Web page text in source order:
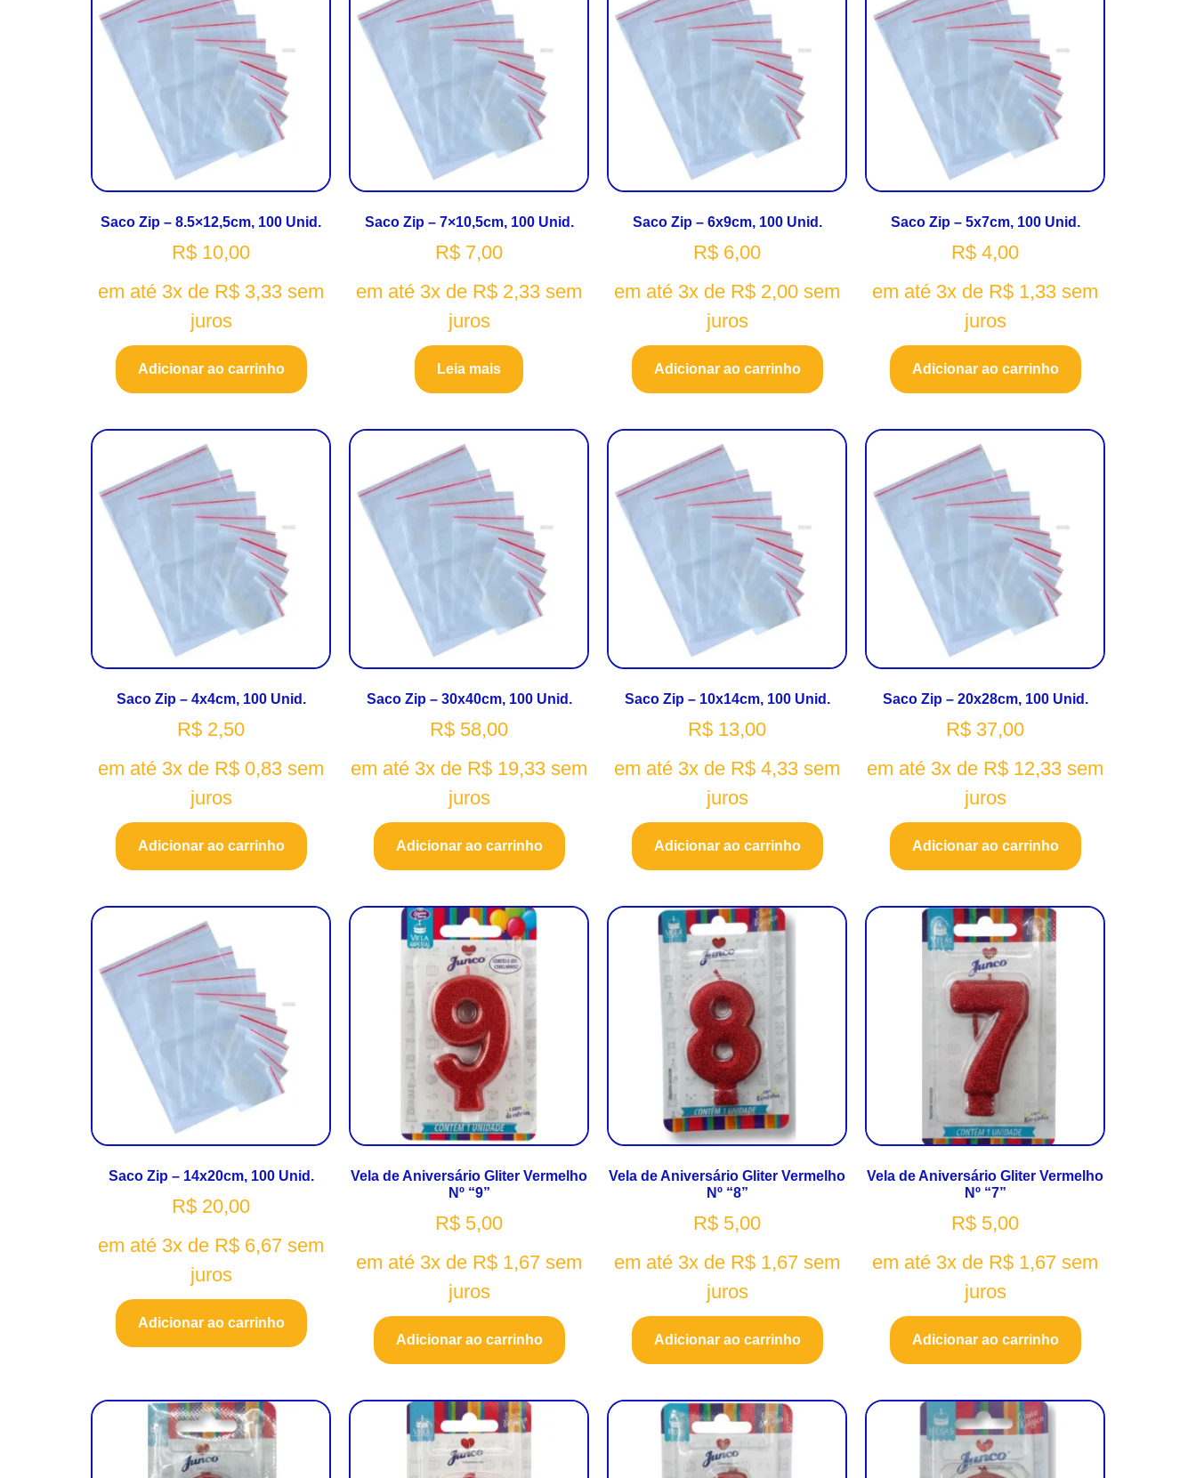
Saco Zip – 8.5×12,5cm, 100 Unid.
R$ 10,00
em até 3x de R$ 3,33 sem
juros
Adicionar ao carrinho
Saco Zip – 7×10,5cm, 100 Unid.
R$ 7,00
em até 3x de R$ 2,33 sem
juros
Leia mais
Saco Zip – 6x9cm, 100 Unid.
R$ 6,00
em até 3x de R$ 2,00 sem
juros
Adicionar ao carrinho
Saco Zip – 5x7cm, 100 Unid.
R$ 4,00
em até 3x de R$ 1,33 sem
juros
Adicionar ao carrinho
Saco Zip – 4x4cm, 100 Unid.
R$ 2,50
em até 3x de R$ 0,83 sem
juros
Adicionar ao carrinho
Saco Zip – 30x40cm, 100 Unid.
R$ 58,00
em até 3x de R$ 19,33 sem
juros
Adicionar ao carrinho
Saco Zip – 10x14cm, 100 Unid.
R$ 13,00
em até 3x de R$ 4,33 sem
juros
Adicionar ao carrinho
Saco Zip – 20x28cm, 100 Unid.
R$ 37,00
em até 3x de R$ 12,33 sem
juros
Adicionar ao carrinho
Saco Zip – 14x20cm, 100 Unid.
R$ 20,00
em até 3x de R$ 6,67 sem
juros
Adicionar ao carrinho
Vela de Aniversário Gliter Vermelho
Nº “9”
R$ 5,00
em até 3x de R$ 1,67 sem
juros
Adicionar ao carrinho
Vela de Aniversário Gliter Vermelho
Nº “8”
R$ 5,00
em até 3x de R$ 1,67 sem
juros
Adicionar ao carrinho
Vela de Aniversário Gliter Vermelho
Nº “7”
R$ 5,00
em até 3x de R$ 1,67 sem
juros
Adicionar ao carrinho